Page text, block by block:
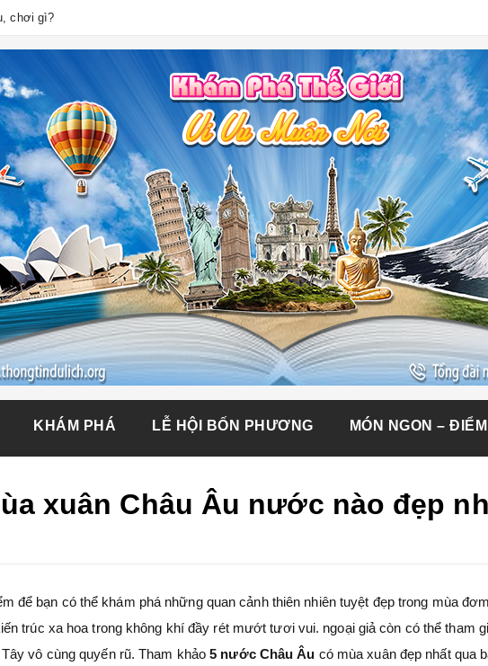
chơi gì?
KHÁM PHÁ LỄ HỘI BỐN PHƯƠNG MÓN NGON –
xuân Châu Âu nước nào đẹp
để bạn có thể khám phá những quan cảnh thiên nhiên tuyệt đẹp trong mùa
trúc xa hoa trong không khí đầy rét mướt tươi vui. ngoại giả còn có thể tham
vô cùng quyến rũ. Tham khảo 5 nước Châu Âu có mùa xuân đẹp nhất qua